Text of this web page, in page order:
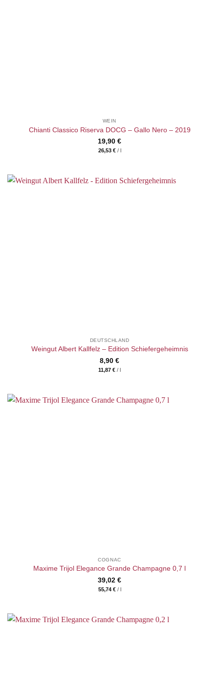
WEIN
Chianti Classico Riserva DOCG – Gallo Nero – 2019
19,90 €
26,53 €/ l
DEUTSCHLAND
Weingut Albert Kallfelz – Edition Schiefergeheimnis
8,90 €
11,87 € / l
COGNAC
Maxime Trijol Elegance Grande Champagne 0,7 l
39,02 €
55,74 €/ l